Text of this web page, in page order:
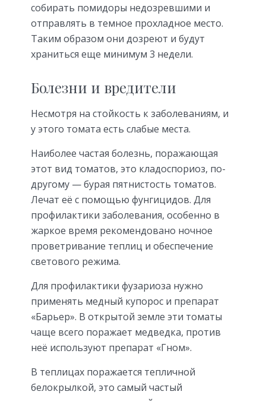
собирать помидоры недозревшими и
отправлять в темное прохладное место.
Таким образом они дозреют и будут
храниться еще минимум 3 недели.
Болезни и вредители
Несмотря на стойкость к заболеваниям, и
у этого томата есть слабые места.
Наиболее частая болезнь, поражающая
этот вид томатов, это кладоспориоз, по-
другому — бурая пятнистость томатов.
Лечат её с помощью фунгицидов. Для
профилактики заболевания, особенно в
жаркое время рекомендовано ночное
проветривание теплиц и обеспечение
светового режима.
Для профилактики фузариоза нужно
применять медный купорос и препарат
«Барьер». В открытой земле эти томаты
чаще всего поражает медведка, против
неё используют препарат «Гном».
В теплицах поражается тепличной
белокрылкой, это самый частый